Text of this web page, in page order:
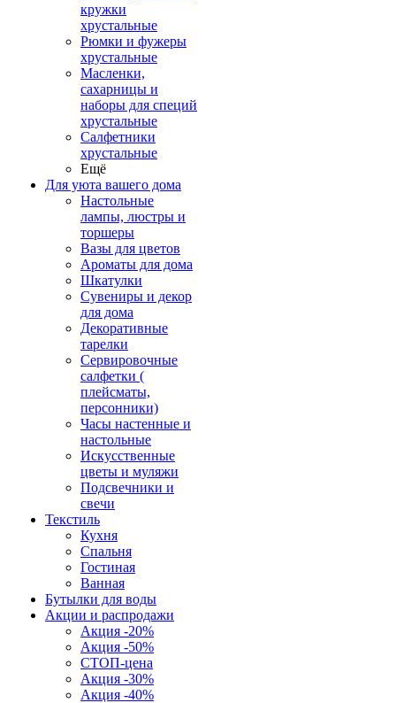
кружки
хрустальные
Рюмки и фужеры
хрустальные
Масленки,
сахарницы и
наборы для специй
хрустальные
Салфетники
хрустальные
Ещё
Для уюта вашего дома
Настольные
лампы, люстры и
торшеры
Вазы для цветов
Ароматы для дома
Шкатулки
Сувениры и декор
для дома
Декоративные
тарелки
Сервировочные
салфетки (
плейсматы,
персонники)
Часы настенные и
настольные
Искусственные
цветы и муляжи
Подсвечники и
свечи
Текстиль
Кухня
Спальня
Гостиная
Ванная
Бутылки для воды
Акции и распродажи
Акция -20%
Акция -50%
СТОП-цена
Акция -30%
Акция -40%